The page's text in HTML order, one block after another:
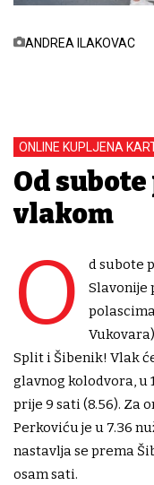
ANDREA ILAKOVAC
ONLINE KUPLJENA
Od
vlakom
O
d subote
Slavonije
Split i Šibenik! Vlak
glavnog kolodvora, u
prije 9 sati (8.56). Za
Perkoviću je u 7.36
nastavlja se prema
osam sati.